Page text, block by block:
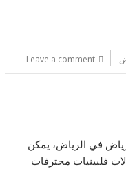
Leave a comment
في الرياض، يمكن
فلبينيات محترفات